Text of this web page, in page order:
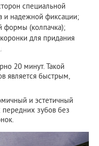
специальной
и надежной фиксации;
формы (колпачка);
для придания
20 минут. Такой
является быстрым,
и эстетичный
передних зубов без